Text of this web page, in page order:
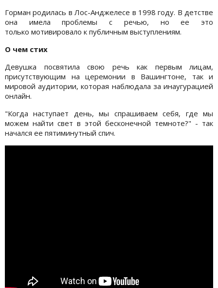
Горман родилась в Лос-Анджелесе в 1998 году. В детстве
она имела проблемы с речью, но ее это
только мотивировало к публичным выступлениям.
О чем стих
Девушка посвятила свою речь как первым лицам,
присутствующим на церемонии в Вашингтоне, так и
мировой аудитории, которая наблюдала за инаугурацией
онлайн.
"Когда наступает день, мы спрашиваем себя, где мы
можем найти свет в этой бесконечной темноте?" - так
начался ее пятиминутный спич.